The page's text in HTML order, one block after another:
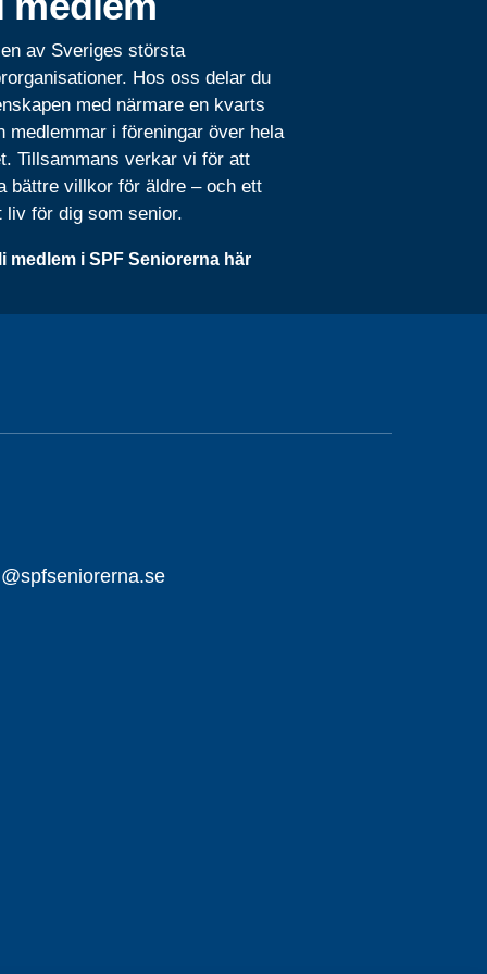
av Sveriges största
Hos oss delar du
med närmare en kvarts
medlemmar i föreningar över hela
Tillsammans verkar vi för att
bättre villkor för äldre – och ett
liv för dig som senior.
medlem i SPF Seniorerna här